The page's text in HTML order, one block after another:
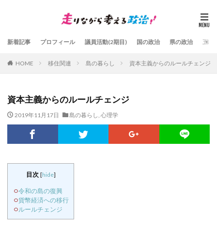
新着記事 プロフィール 議員活動(2期目) 国の政治 県の政治 五島
HOME 移住関連 島の暮らし 資本主義からのルールチェンジ
資本主義からのルールチェンジ
2019年11月17日 島の暮らし, 心理学
目次 [hide]
令和の島の復興
貨幣経済への移行
ルールチェンジ